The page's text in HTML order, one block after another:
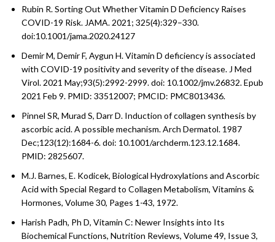
Rubin R. Sorting Out Whether Vitamin D Deficiency Raises
COVID-19 Risk. JAMA. 2021; 325(4):329–330.
doi:10.1001/jama.2020.24127
Demir M, Demir F, Aygun H. Vitamin D deficiency is associated
with COVID-19 positivity and severity of the disease. J Med
Virol. 2021 May;93(5):2992-2999. doi: 10.1002/jmv.26832. Epub
2021 Feb 9. PMID: 33512007; PMCID: PMC8013436.
Pinnel SR, Murad S, Darr D. Induction of collagen synthesis by
ascorbic acid. A possible mechanism. Arch Dermatol. 1987
Dec;123(12):1684-6. doi: 10.1001/archderm.123.12.1684.
PMID: 2825607.
M.J. Barnes, E. Kodicek, Biological Hydroxylations and Ascorbic
Acid with Special Regard to Collagen Metabolism, Vitamins &
Hormones, Volume 30, Pages 1-43, 1972.
Harish Padh, Ph D, Vitamin C: Newer Insights into Its
Biochemical Functions, Nutrition Reviews, Volume 49, Issue 3,